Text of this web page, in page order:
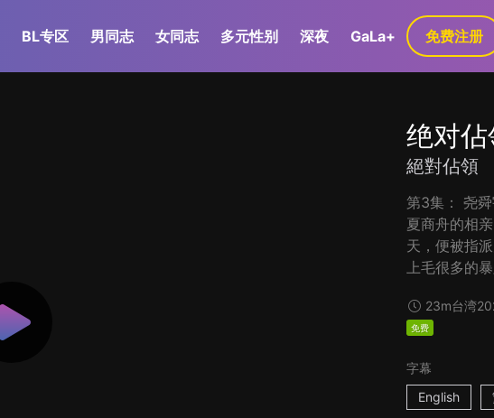
BL专区 男同志 女同志 多元性别 深夜 GaLa+ 免费注册
绝对
絕對佔領
第3集： 尧
夏商舟的相
天，便被指
上毛很多的
23m台湾
免费
字幕
English